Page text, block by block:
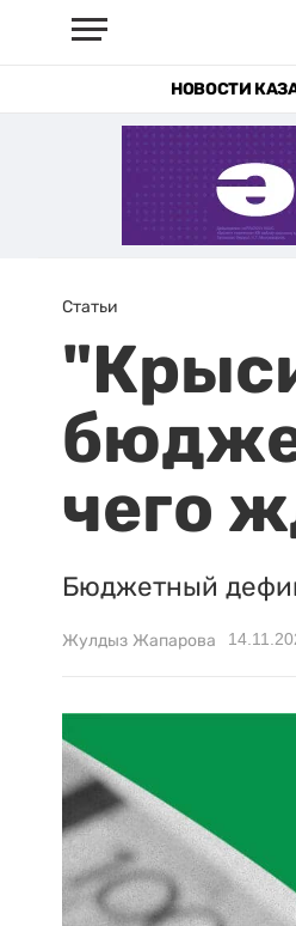
НОВОСТИ
Статьи
чего
Бюджетный
Жулдыз Жапарова